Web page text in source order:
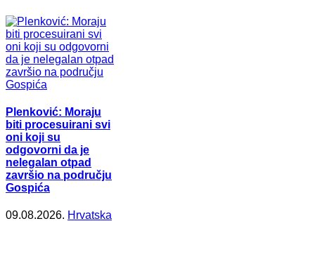
Plenković: Moraju
biti procesuirani svi
oni koji su
odgovorni da je
nelegalan otpad
završio na području
Gospića
09.08.2026. Hrvatska